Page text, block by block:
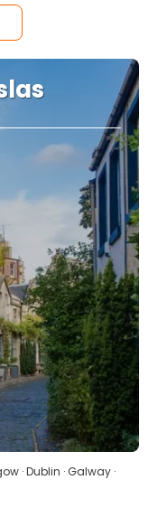
· Dublin · Galway ·